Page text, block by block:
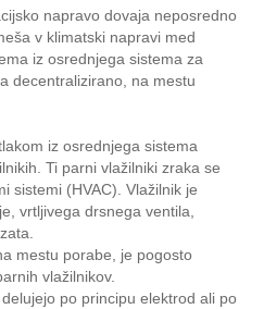
napravo dovaja neposredno
v klimatski napravi med
iz osrednjega sistema za
decentralizirano, na mestu
iz osrednjega sistema
Ti parni vlažilniki zraka se
sistemi (HVAC). Vlažilnik je
vrtljivega drsnega ventila,
mestu porabe, je pogosto
vlažilnikov.
po principu elektrod ali po